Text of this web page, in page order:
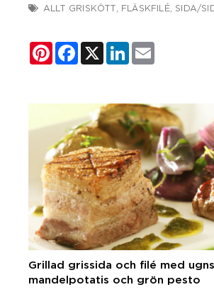
ALLT GRISKÖTT FLÄSKFILÉ, SIDA/
PinterestFacebook
X LinkedIn
Grillad grissida och filé med
mandelpotatis och grön pesto